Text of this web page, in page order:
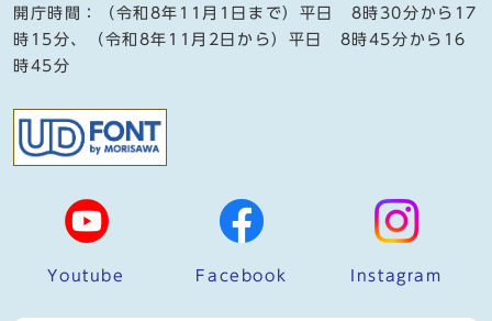
開庁時間：（令和8年11月1日まで）平日 8時30分から17
時15分、（令和8年11月2日から）平日 8時45分から16
時45分
Youtube Facebook Instagram